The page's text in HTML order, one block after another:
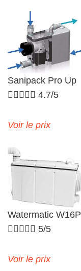
Sanipack Pro Up
 4.7/5
Voir le prix
Watermatic W16P
 5/5
Voir le prix